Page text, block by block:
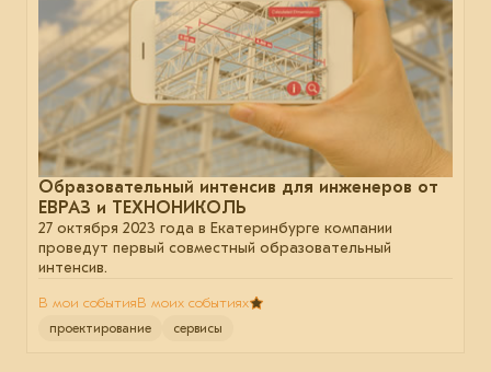
Образовательный интенсив для инженеров от
ЕВРАЗ и ТЕХНОНИКОЛЬ
27 октября 2023 года в Екатеринбурге компании
проведут первый совместный образовательный
интенсив.
В мои событияВ моих событиях
проектирование сервисы